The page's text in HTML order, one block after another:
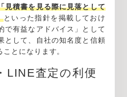
見積書を見る際に見落として
といった指針を掲載しておけ
で有益なアドバイス」として
として、自社の知名度と信頼
とになります。
LINE査定の利便